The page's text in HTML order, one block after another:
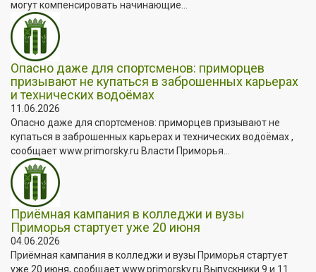
могут компенсировать начинающие...
Опасно даже для спортсменов: приморцев
призывают не купаться в заброшенных карьерах
и технических водоёмах
11.06.2026
Опасно даже для спортсменов: приморцев призывают не
купаться в заброшенных карьерах и технических водоёмах ,
сообщает www.primorsky.ru Власти Приморья...
Приёмная кампания в колледжи и вузы
Приморья стартует уже 20 июня
04.06.2026
Приёмная кампания в колледжи и вузы Приморья стартует
уже 20 июня, сообщает www.primorsky.ru Выпускники 9 и 11